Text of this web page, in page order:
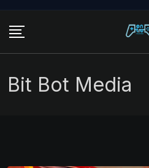
content
Bit Bot Media